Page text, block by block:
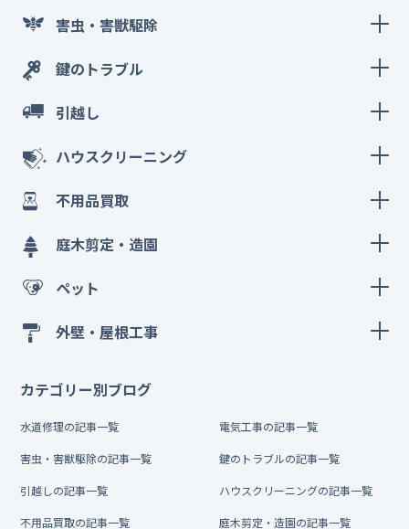
害虫・害獣駆除
鍵のトラブル
引越し
ハウスクリーニング
不用品買取
庭木剪定・造園
ペット
外壁・屋根工事
カテゴリー別ブログ
水道修理の記事一覧 電気工事の記事一覧
害虫・害獣駆除の記事一覧 鍵のトラブルの記事一覧
引越しの記事一覧 ハウスクリーニングの記事一覧
不用品買取の記事一覧 庭木剪定・造園の記事一覧